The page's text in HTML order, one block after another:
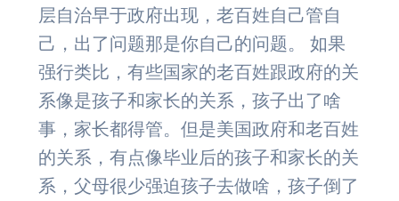
层自治早于政府出现，老百姓自己管自
己，出了问题那是你自己的问题。 如果
强行类比，有些国家的老百姓跟政府的关
系像是孩子和家长的关系，孩子出了啥
事，家长都得管。但是美国政府和老百姓
的关系，有点像毕业后的孩子和家长的关
系，父母很少强迫孩子去做啥，孩子倒了